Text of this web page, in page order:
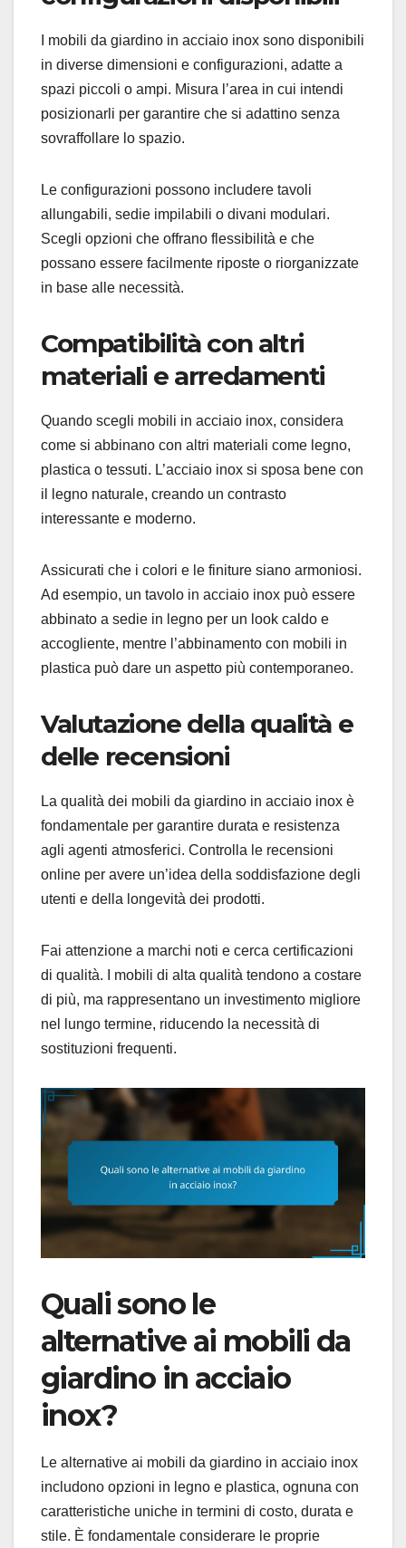
I mobili da giardino in acciaio inox sono disponibili
in diverse dimensioni e configurazioni, adatte a
spazi piccoli o ampi. Misura l’area in cui intendi
posizionarli per garantire che si adattino senza
sovraffollare lo spazio.
Le configurazioni possono includere tavoli
allungabili, sedie impilabili o divani modulari.
Scegli opzioni che offrano flessibilità e che
possano essere facilmente riposte o riorganizzate
in base alle necessità.
Compatibilità con altri
materiali e arredamenti
Quando scegli mobili in acciaio inox, considera
come si abbinano con altri materiali come legno,
plastica o tessuti. L’acciaio inox si sposa bene con
il legno naturale, creando un contrasto
interessante e moderno.
Assicurati che i colori e le finiture siano armoniosi.
Ad esempio, un tavolo in acciaio inox può essere
abbinato a sedie in legno per un look caldo e
accogliente, mentre l’abbinamento con mobili in
plastica può dare un aspetto più contemporaneo.
Valutazione della qualità e
delle recensioni
La qualità dei mobili da giardino in acciaio inox è
fondamentale per garantire durata e resistenza
agli agenti atmosferici. Controlla le recensioni
online per avere un’idea della soddisfazione degli
utenti e della longevità dei prodotti.
Fai attenzione a marchi noti e cerca certificazioni
di qualità. I mobili di alta qualità tendono a costare
di più, ma rappresentano un investimento migliore
nel lungo termine, riducendo la necessità di
sostituzioni frequenti.
Quali sono le
alternative ai mobili da
giardino in acciaio
inox?
Le alternative ai mobili da giardino in acciaio inox
includono opzioni in legno e plastica, ognuna con
caratteristiche uniche in termini di costo, durata e
stile. È fondamentale considerare le proprie